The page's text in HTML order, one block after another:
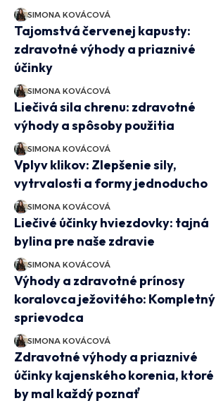
SIMONA KOVÁCOVÁ
Tajomstvá červenej kapusty:
zdravotné výhody a priaznivé
účinky
SIMONA KOVÁCOVÁ
Liečivá sila chrenu: zdravotné
výhody a spôsoby použitia
SIMONA KOVÁCOVÁ
Vplyv klikov: Zlepšenie sily,
vytrvalosti a formy jednoducho
SIMONA KOVÁCOVÁ
Liečivé účinky hviezdovky: tajná
bylina pre naše zdravie
SIMONA KOVÁCOVÁ
Výhody a zdravotné prínosy
koralovca ježovitého: Kompletný
sprievodca
SIMONA KOVÁCOVÁ
Zdravotné výhody a priaznivé
účinky kajenského korenia, ktoré
by mal každý poznať